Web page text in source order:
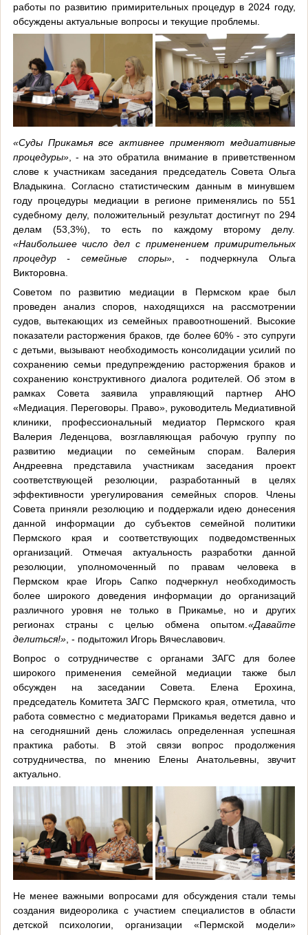
работы по развитию примирительных процедур в 2024 году,
обсуждены актуальные вопросы и текущие проблемы.
«Суды Прикамья все активнее применяют медиативные
процедуры», - на это обратила внимание в приветственном
слове к участникам заседания председатель Совета Ольга
Владыкина. Согласно статистическим данным в минувшем
году процедуры медиации в регионе применялись по 551
судебному делу, положительный результат достигнут по 294
делам (53,3%), то есть по каждому второму делу.
«Наибольшее число дел с применением примирительных
процедур - семейные споры», - подчеркнула Ольга
Викторовна.
Советом по развитию медиации в Пермском крае был
проведен анализ споров, находящихся на рассмотрении
судов, вытекающих из семейных правоотношений. Высокие
показатели расторжения браков, где более 60% - это супруги
с детьми, вызывают необходимость консолидации усилий по
сохранению семьи предупреждению расторжения браков и
сохранению конструктивного диалога родителей. Об этом в
рамках Совета заявила управляющий партнер АНО
«Медиация. Переговоры. Право», руководитель Медиативной
клиники, профессиональный медиатор Пермского края
Валерия Леденцова, возглавляющая рабочую группу по
развитию медиации по семейным спорам. Валерия
Андреевна представила участникам заседания проект
соответствующей резолюции, разработанный в целях
эффективности урегулирования семейных споров. Члены
Совета приняли резолюцию и поддержали идею донесения
данной информации до субъектов семейной политики
Пермского края и соответствующих подведомственных
организаций. Отмечая актуальность разработки данной
резолюции, уполномоченный по правам человека в
Пермском крае Игорь Сапко подчеркнул необходимость
более широкого доведения информации до организаций
различного уровня не только в Прикамье, но и других
регионах страны с целью обмена опытом.«Давайте
делиться!», - подытожил Игорь Вячеславович.
Вопрос о сотрудничестве с органами ЗАГС для более
широкого применения семейной медиации также был
обсужден на заседании Совета. Елена Ерохина,
председатель Комитета ЗАГС Пермского края, отметила, что
работа совместно с медиаторами Прикамья ведется давно и
на сегодняшний день сложилась определенная успешная
практика работы. В этой связи вопрос продолжения
сотрудничества, по мнению Елены Анатольевны, звучит
актуально.
Не менее важными вопросами для обсуждения стали темы
создания видеоролика с участием специалистов в области
детской психологии, организации «Пермской модели»